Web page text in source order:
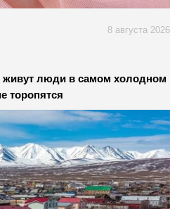
8 августа 2026
живут люди в самом холодном
торопятся